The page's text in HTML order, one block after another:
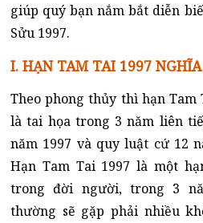
giúp quý bạn nắm bắt diễn
Sửu 1997.
I. HẠN TAM TAI 1997
Theo phong thủy thì hạn
là tai họa trong 3 năm liên
năm 1997 và quy luật cứ 12
Hạn Tam Tai 1997 là một
trong đời người, trong 3
thường sẽ gặp phải nhiều